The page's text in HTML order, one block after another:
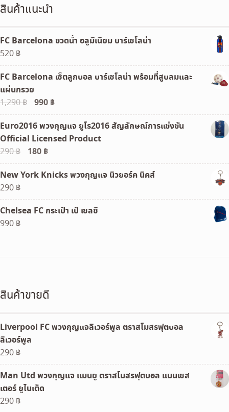
สินค้าแนะนำ
FC Barcelona ขวดน้ำ อลูมิเนียม บาร์เซโลน่า
520 ฿
FC Barcelona เซ็ตลูกบอล บาร์เซโลน่า พร้อมที่สูบลมและ
แผ่นกรวย
1,290฿
Original
price
was:
1,290 ฿.
990 ฿Current
price
is:
990 ฿.
Euro2016 พวงกุญแจ ยูโร2016 สัญลักษณ์การแข่งขัน
Official Licensed Product
290฿
Original
price
was:
180 ฿Current
price
is:
New York Knicks พวงกุญแจ นิวยอร์ค นิคส์
290 ฿
Chelsea FC กระเป๋า เป้ เชลซี
990 ฿
สินค้าขายดี
Liverpool FC พวงกุญแจลิเวอร์พูล ตราสโมสรฟุตบอล
ลิเวอร์พูล
290 ฿
Man Utd พวงกุญแจ แมนยู ตราสโมสรฟุตบอล แมนเชส
เตอร์ ยูไนเต็ด
290 ฿